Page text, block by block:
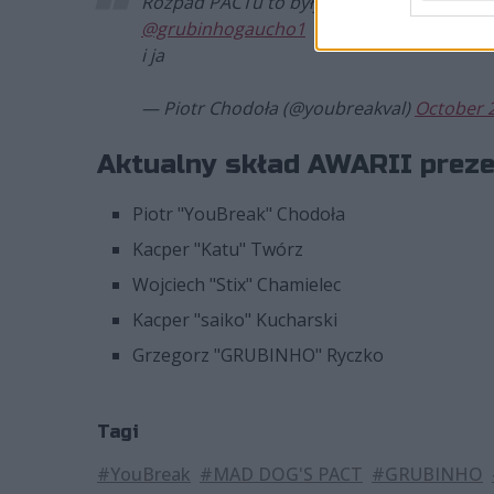
@grubinhogaucho1
i ja
— Piotr Chodoła (@youbreakval) October
Aktualny skład AWARII
Piotr "YouBreak" Chodoła
Kacper "Katu" Twórz
Wojciech "Stix" Chamielec
Kacper "saiko" Kucharski
Grzegorz "GRUBINHO" Ryczko
Tagi
#YouBreak #MAD DOG'S PACT #GRUBINHO